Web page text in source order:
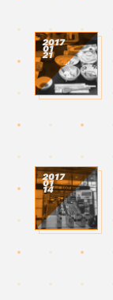
2017
01
21
2017
01
14